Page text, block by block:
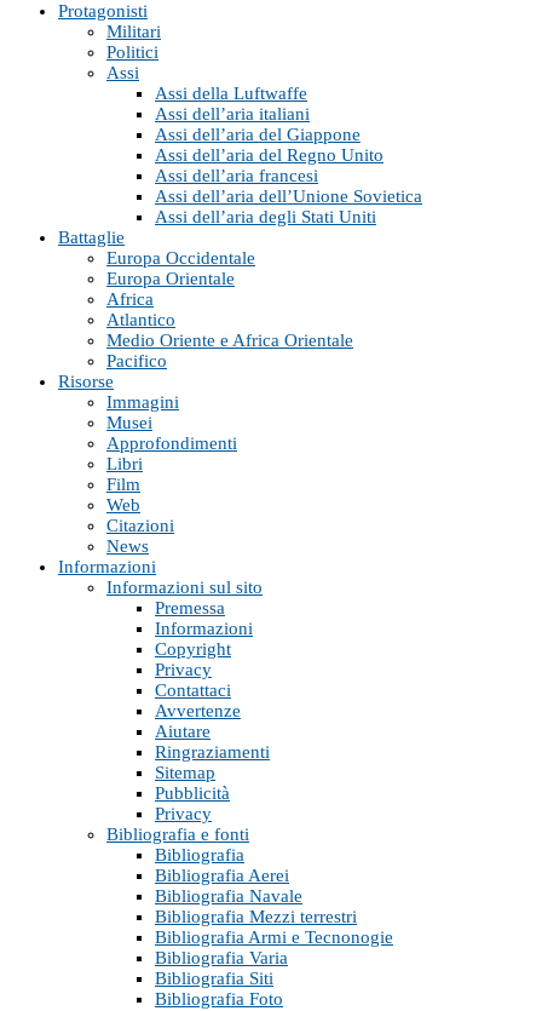
Protagonisti
Militari
Politici
Assi
Assi della Luftwaffe
Assi dell’aria italiani
Assi dell’aria del Giappone
Assi dell’aria del Regno Unito
Assi dell’aria francesi
Assi dell’aria dell’Unione Sovietica
Assi dell’aria degli Stati Uniti
Battaglie
Europa Occidentale
Europa Orientale
Africa
Atlantico
Medio Oriente e Africa Orientale
Pacifico
Risorse
Immagini
Musei
Approfondimenti
Libri
Film
Web
Citazioni
News
Informazioni
Informazioni sul sito
Premessa
Informazioni
Copyright
Privacy
Contattaci
Avvertenze
Aiutare
Ringraziamenti
Sitemap
Pubblicità
Privacy
Bibliografia e fonti
Bibliografia
Bibliografia Aerei
Bibliografia Navale
Bibliografia Mezzi terrestri
Bibliografia Armi e Tecnonogie
Bibliografia Varia
Bibliografia Siti
Bibliografia Foto